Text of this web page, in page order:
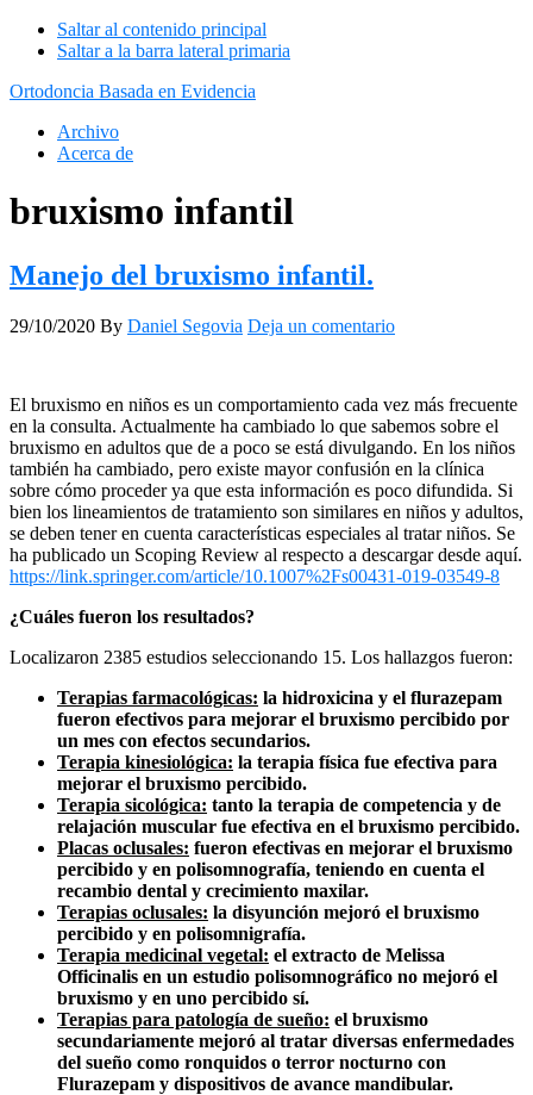
Saltar al contenido principal
Saltar a la barra lateral primaria
Ortodoncia Basada en Evidencia
Archivo
Acerca de
bruxismo infantil
Manejo del bruxismo infantil.
29/10/2020 By Daniel Segovia Deja un comentario
El bruxismo en niños es un comportamiento cada vez más frecuente
en la consulta. Actualmente ha cambiado lo que sabemos sobre el
bruxismo en adultos que de a poco se está divulgando. En los niños
también ha cambiado, pero existe mayor confusión en la clínica
sobre cómo proceder ya que esta información es poco difundida. Si
bien los lineamientos de tratamiento son similares en niños y adultos,
se deben tener en cuenta características especiales al tratar niños. Se
ha publicado un Scoping Review al respecto a descargar desde aquí.
https://link.springer.com/article/10.1007%2Fs00431-019-03549-8
¿Cuáles fueron los resultados?
Localizaron 2385 estudios seleccionando 15. Los hallazgos fueron:
Terapias farmacológicas: la hidroxicina y el flurazepam
fueron efectivos para mejorar el bruxismo percibido por
un mes con efectos secundarios.
Terapia kinesiológica: la terapia física fue efectiva para
mejorar el bruxismo percibido.
Terapia sicológica: tanto la terapia de competencia y de
relajación muscular fue efectiva en el bruxismo percibido.
Placas oclusales: fueron efectivas en mejorar el bruxismo
percibido y en polisomnografía, teniendo en cuenta el
recambio dental y crecimiento maxilar.
Terapias oclusales: la disyunción mejoró el bruxismo
percibido y en polisomnigrafía.
Terapia medicinal vegetal: el extracto de Melissa
Officinalis en un estudio polisomnográfico no mejoró el
bruxismo y en uno percibido sí.
Terapias para patología de sueño: el bruxismo
secundariamente mejoró al tratar diversas enfermedades
del sueño como ronquidos o terror nocturno con
Flurazepam y dispositivos de avance mandibular.